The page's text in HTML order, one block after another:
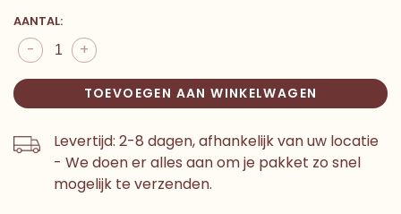
AANTAL:
+
-
TOEVOEGEN AAN WINKELWAGEN
Levertijd: 2-8 dagen, afhankelijk van uw locatie
- We doen er alles aan om je pakket zo snel
mogelijk te verzenden.